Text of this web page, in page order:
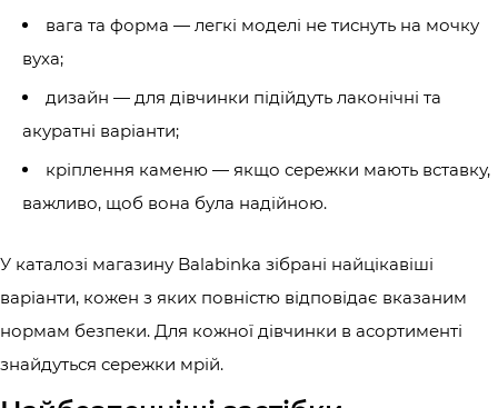
вага та форма — легкі моделі не тиснуть на мочку
вуха;
дизайн — для дівчинки підійдуть лаконічні та
акуратні варіанти;
кріплення каменю — якщо сережки мають вставку,
важливо, щоб вона була надійною.
У каталозі магазину Balabinka зібрані найцікавіші
варіанти, кожен з яких повністю відповідає вказаним
нормам безпеки. Для кожної дівчинки в асортименті
знайдуться сережки мрій.